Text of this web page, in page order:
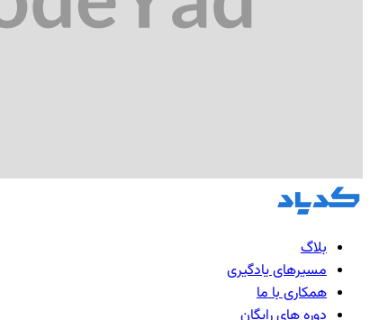
بلاگ
مسیرهای یادگیری
همکاری با ما